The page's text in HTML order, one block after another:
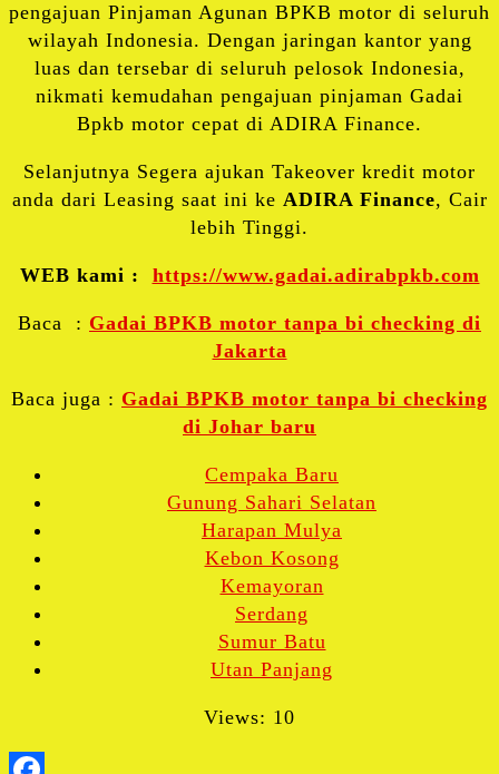
pengajuan Pinjaman Agunan BPKB motor di seluruh
wilayah Indonesia. Dengan jaringan kantor yang
luas dan tersebar di seluruh pelosok Indonesia,
nikmati kemudahan pengajuan pinjaman Gadai
Bpkb motor cepat di ADIRA Finance.
Selanjutnya Segera ajukan Takeover kredit motor
anda dari Leasing saat ini ke ADIRA Finance, Cair
lebih Tinggi.
WEB kami : https://www.gadai.adirabpkb.com
Baca : Gadai BPKB motor tanpa bi checking di
Jakarta
Baca juga : Gadai BPKB motor tanpa bi checking
di Johar baru
Cempaka Baru
Gunung Sahari Selatan
Harapan Mulya
Kebon Kosong
Kemayoran
Serdang
Sumur Batu
Utan Panjang
Views: 10